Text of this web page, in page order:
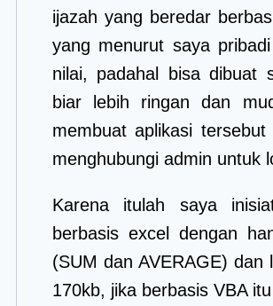
ijazah yang beredar
yang menurut saya
nilai, padahal bisa dibuat
biar lebih ringan dan
membuat aplikasi
menghubungi admin untuk
Karena itulah saya
berbasis excel dengan
(SUM dan AVERAGE)
170kb, jika berbasis VBA